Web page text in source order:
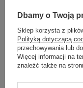
One
Dbamy o Twoją
Sklep korzysta z
Polityką dotyczącą
przechowywania lub
Więcej informacji na
znaleźć także na